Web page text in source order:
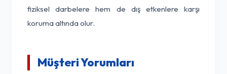
fiziksel darbelere hem de dış etkenlere karşı
koruma altında olur.
Müşteri Yorumları